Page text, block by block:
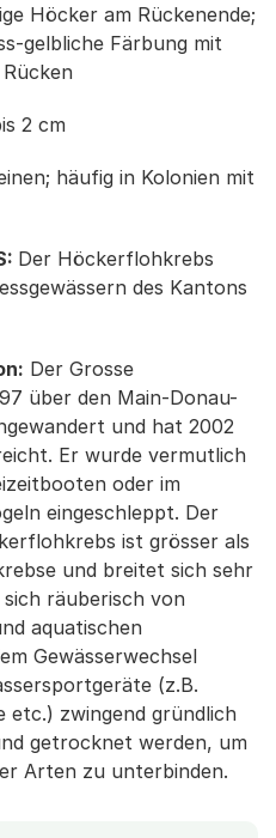
Höcker am Rückenende;
gelbliche Färbung mit
2 cm
häufig in Kolonien mit
Der Höckerflohkrebs
des Kantons
Der Grosse
über den Main-Donau-
und hat 2002
Er wurde vermutlich
oder im
eingeschleppt. Der
ist grösser als
und breitet sich sehr
räuberisch von
aquatischen
Gewässerwechsel
(z.B.
etc.) zwingend gründlich
getrocknet werden, um
Arten zu unterbinden.